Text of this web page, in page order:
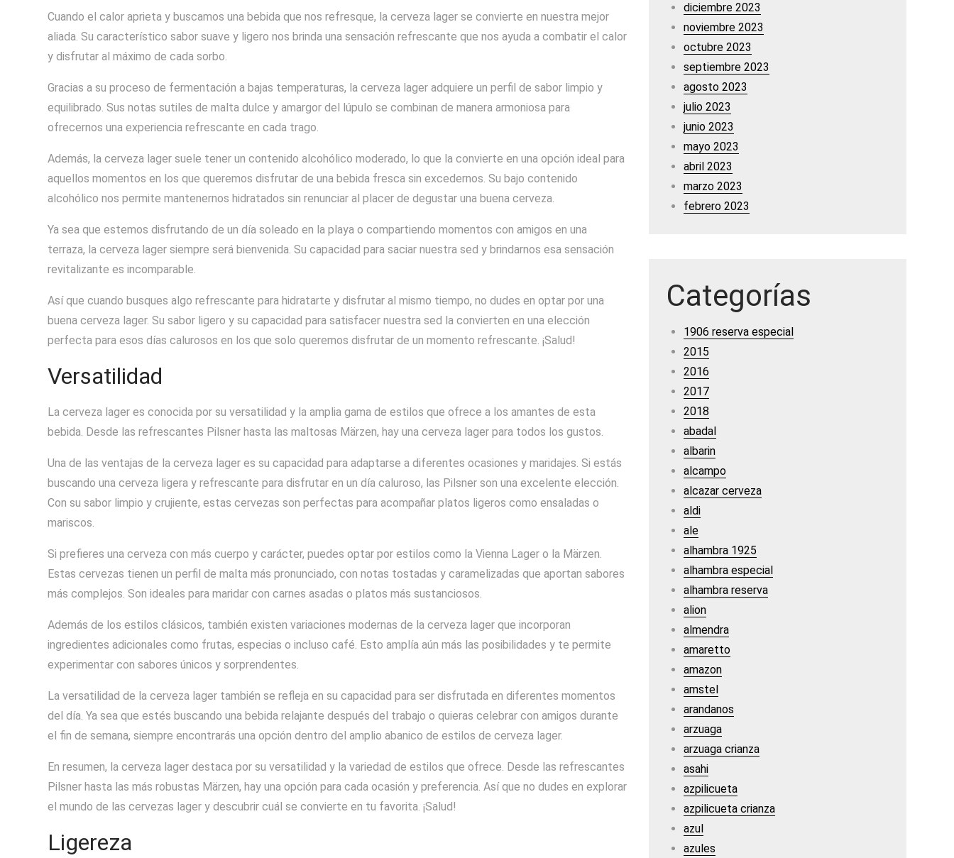
Cuando el calor aprieta y buscamos una bebida que nos refresque, la cerveza lager se convierte en nuestra mejor
aliada. Su característico sabor suave y ligero nos brinda una sensación refrescante que nos ayuda a combatir el calor
y disfrutar al máximo de cada sorbo.
Gracias a su proceso de fermentación a bajas temperaturas, la cerveza lager adquiere un perfil de sabor limpio y
equilibrado. Sus notas sutiles de malta dulce y amargor del lúpulo se combinan de manera armoniosa para
ofrecernos una experiencia refrescante en cada trago.
Además, la cerveza lager suele tener un contenido alcohólico moderado, lo que la convierte en una opción ideal para
aquellos momentos en los que queremos disfrutar de una bebida fresca sin excedernos. Su bajo contenido
alcohólico nos permite mantenernos hidratados sin renunciar al placer de degustar una buena cerveza.
Ya sea que estemos disfrutando de un día soleado en la playa o compartiendo momentos con amigos en una
terraza, la cerveza lager siempre será bienvenida. Su capacidad para saciar nuestra sed y brindarnos esa sensación
revitalizante es incomparable.
Así que cuando busques algo refrescante para hidratarte y disfrutar al mismo tiempo, no dudes en optar por una
buena cerveza lager. Su sabor ligero y su capacidad para satisfacer nuestra sed la convierten en una elección
perfecta para esos días calurosos en los que solo queremos disfrutar de un momento refrescante. ¡Salud!
Versatilidad
La cerveza lager es conocida por su versatilidad y la amplia gama de estilos que ofrece a los amantes de esta
bebida. Desde las refrescantes Pilsner hasta las maltosas Märzen, hay una cerveza lager para todos los gustos.
Una de las ventajas de la cerveza lager es su capacidad para adaptarse a diferentes ocasiones y maridajes. Si estás
buscando una cerveza ligera y refrescante para disfrutar en un día caluroso, las Pilsner son una excelente elección.
Con su sabor limpio y crujiente, estas cervezas son perfectas para acompañar platos ligeros como ensaladas o
mariscos.
Si prefieres una cerveza con más cuerpo y carácter, puedes optar por estilos como la Vienna Lager o la Märzen.
Estas cervezas tienen un perfil de malta más pronunciado, con notas tostadas y caramelizadas que aportan sabores
más complejos. Son ideales para maridar con carnes asadas o platos más sustanciosos.
Además de los estilos clásicos, también existen variaciones modernas de la cerveza lager que incorporan
ingredientes adicionales como frutas, especias o incluso café. Esto amplía aún más las posibilidades y te permite
experimentar con sabores únicos y sorprendentes.
La versatilidad de la cerveza lager también se refleja en su capacidad para ser disfrutada en diferentes momentos
del día. Ya sea que estés buscando una bebida relajante después del trabajo o quieras celebrar con amigos durante
el fin de semana, siempre encontrarás una opción dentro del amplio abanico de estilos de cerveza lager.
En resumen, la cerveza lager destaca por su versatilidad y la variedad de estilos que ofrece. Desde las refrescantes
Pilsner hasta las más robustas Märzen, hay una opción para cada ocasión y preferencia. Así que no dudes en explorar
el mundo de las cervezas lager y descubrir cuál se convierte en tu favorita. ¡Salud!
Ligereza
diciembre 2023
noviembre 2023
octubre 2023
septiembre 2023
agosto 2023
julio 2023
junio 2023
mayo 2023
abril 2023
marzo 2023
febrero 2023
Categorías
1906 reserva especial
2015
2016
2017
2018
abadal
albarin
alcampo
alcazar cerveza
aldi
ale
alhambra 1925
alhambra especial
alhambra reserva
alion
almendra
amaretto
amazon
amstel
arandanos
arzuaga
arzuaga crianza
asahi
azpilicueta
azpilicueta crianza
azul
azules